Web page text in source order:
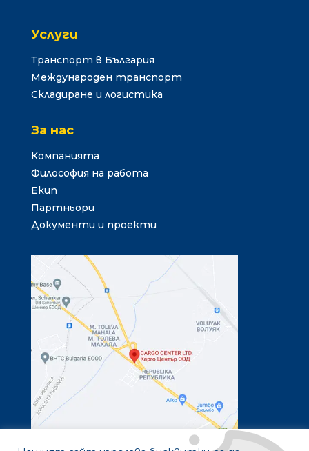
Услуги
Транспорт в България
Международен транспорт
Складиране и логистика
За нас
Компанията
Философия на работа
Екип
Партньори
Документи и проекти